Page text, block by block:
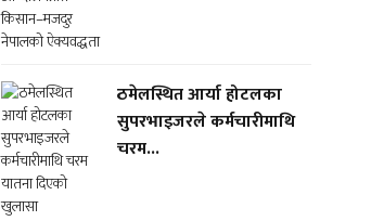
ठमेलस्थित आर्या होटलका
सुपरभाइजरले कर्मचारीमाथि
चरम...